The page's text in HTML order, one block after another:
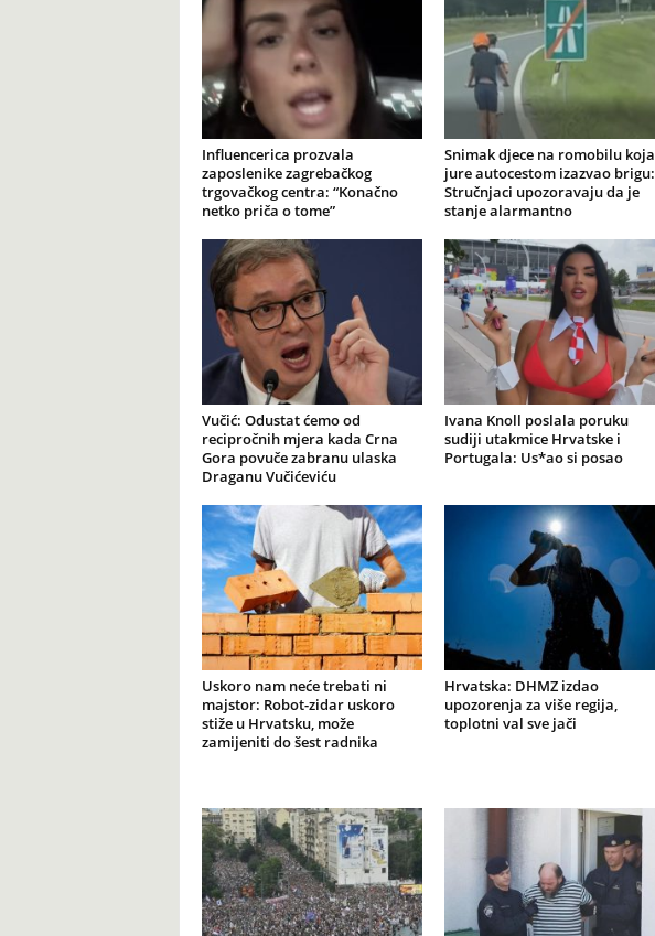
Influencerica prozvala
zaposlenike zagrebačkog
trgovačkog centra: “Konačno
netko priča o tome”
Snimak djece na romobilu koja
jure autocestom izazvao brigu:
Stručnjaci upozoravaju da je
stanje alarmantno
Vučić: Odustat ćemo od
recipročnih mjera kada Crna
Gora povuče zabranu ulaska
Draganu Vučićeviću
Ivana Knoll poslala poruku
sudiji utakmice Hrvatske i
Portugala: Us*ao si posao
Uskoro nam neće trebati ni
majstor: Robot-zidar uskoro
stiže u Hrvatsku, može
zamijeniti do šest radnika
Hrvatska: DHMZ izdao
upozorenja za više regija,
toplotni val sve jači